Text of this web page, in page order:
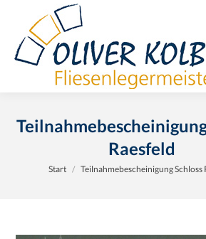
Raesfeld
Sie befinden sich hier:
Start Teilnahmebescheinigung Schloss